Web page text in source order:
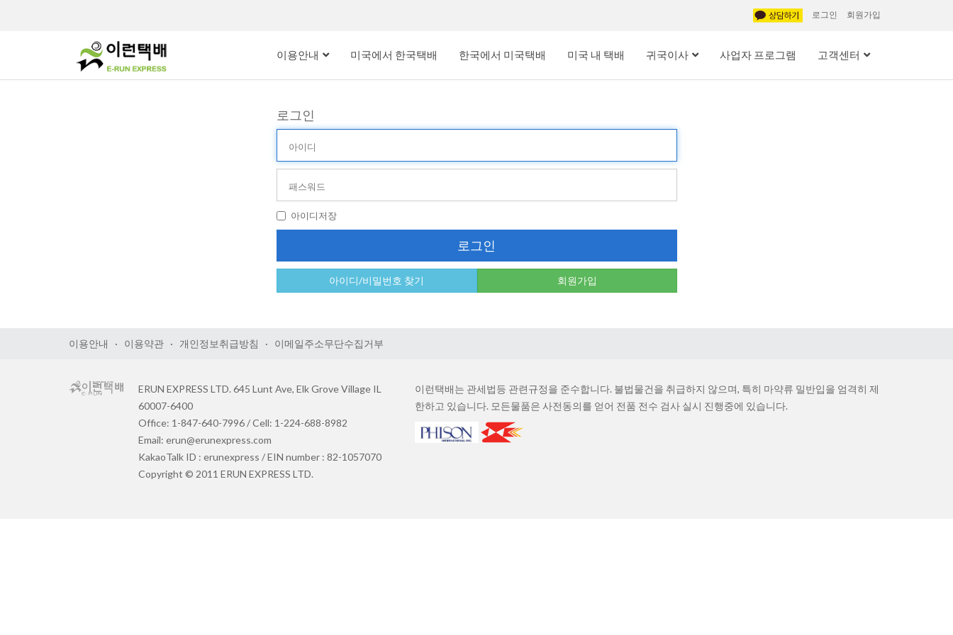
로그인 회원가입
이용안내 미국에서 한국택배 한국에서 미국택배 미국 내 택배 귀국이사 사업자 프로그램 고객센터
로그인
디
비
호 아이디저장
로그인
아이디/비밀번호 찾기 회원가입
이용안내 · 이용약관 · 개인정보취급방침 · 이메일주소무단수집거부
ERUN EXPRESS LTD. 645 Lunt Ave, Elk Grove Village IL
60007-6400
Office: 1-847-640-7996 / Cell: 1-224-688-8982
Email: erun@erunexpress.com
KakaoTalk ID : erunexpress / EIN number : 82-1057070
Copyright © 2011 ERUN EXPRESS LTD.
이런택배는 관세법등 관련규정을 준수합니다. 불법물건을 취급하지 않으며, 특히 마약류 밀반입을 엄격히 제
한하고 있습니다. 모든물품은 사전동의를 얻어 전품 전수 검사 실시 진행중에 있습니다.